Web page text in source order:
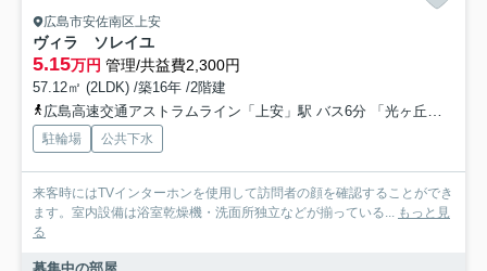
広島市安佐南区上安
ヴィラ ソレイユ
5.15万円 管理/共益費2,300円
57.12㎡ (2LDK) /築16年 /2階建
広島高速交通アストラムライン「上安」駅 バス6分 「光ヶ丘団地口」 停歩6分
駐輪場 公共下水
来客時にはTVインターホンを使用して訪問者の顔を確認することができ
ます。室内設備は浴室乾燥機・洗面所独立などが揃っている... もっと見
る